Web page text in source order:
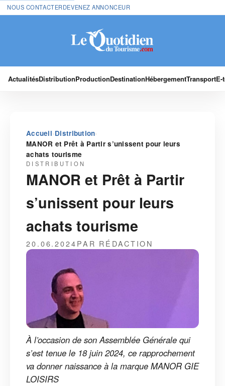
NOUS CONTACTERDEVENEZ ANNONCEUR
ActualitésDistributionProductionDestinationHébergementTransport
Accueil›Distribution›
MANOR et Prêt à Partir s’unissent pour leurs
achats tourisme
DISTRIBUTION
MANOR et Prêt à Partir
s’unissent pour leurs
achats tourisme
20.06.2024PAR RÉDACTION
À l’occasion de son Assemblée Générale qui
s’est tenue le 18 juin 2024, ce rapprochement
va donner naissance à la marque MANOR GIE
LOISIRS